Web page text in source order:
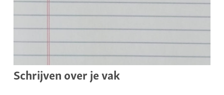
Schrijven over je vak